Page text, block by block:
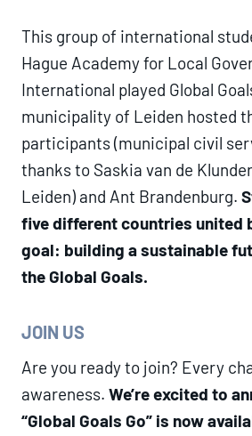
This group of international
Hague Academyfor Local
International played Global
municipality of Leiden hosted
participants (municipal civil
thanks to Saskia van de
Leiden) and Ant Brandenburg.
five different countries united
goal: building a sustainable
the Global Goals.
JOIN US
Are you ready to join? Every
awareness. We’re excited to
“Global Goals Go” is now